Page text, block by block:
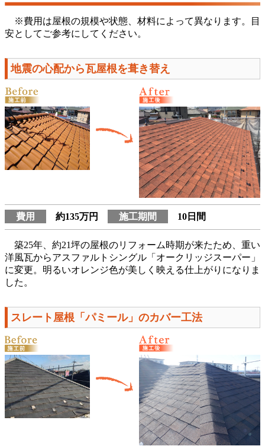
※費用は屋根の規模や状態、材料によって異なります。目
安としてご参考にしてください。
地震の心配から瓦屋根を葺き替え
費用 約135万円 施工期間 10日間
築25年、約21坪の屋根のリフォーム時期が来たため、重い
洋風瓦からアスファルトシングル「オークリッジスーパー」
に変更。明るいオレンジ色が美しく映える仕上がりになりま
した。
スレート屋根「パミール」のカバー工法